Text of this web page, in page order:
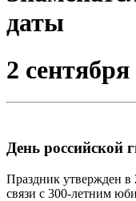
даты
2 сентября
День российской
Праздник утвержден в
связи с 300-летним